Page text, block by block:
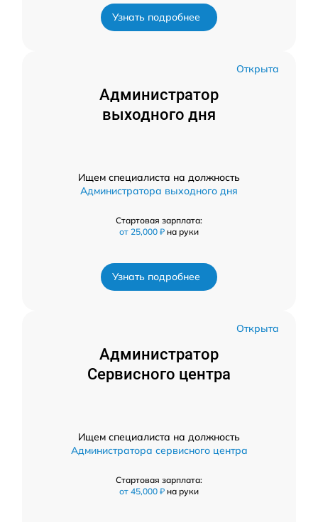
Узнать подробнее
Открыта
Администратор
выходного дня
Ищем специалиста на должность
Администратора выходного дня
Стартовая зарплата:
от 25,000 ₽ на руки
Узнать подробнее
Открыта
Администратор
Сервисного центра
Ищем специалиста на должность
Администратора сервисного центра
Стартовая зарплата:
от 45,000 ₽ на руки